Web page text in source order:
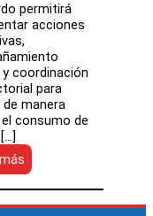
permitirá
acciones
coordinación
para
manera
consumo de
SLEP
Antofagasta
y